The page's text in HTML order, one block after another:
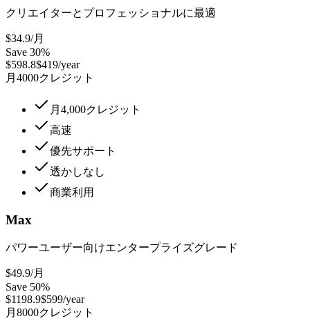
クリエイターとプロフェッショナルに最適
$34.9/月
Save 30%
$598.8$419/year
月4000クレジット
月4,000クレジット
高速
優先サポート
透かしなし
商業利用
Max
パワーユーザー向けエンタープライズグレード
$49.9/月
Save 50%
$1198.9$599/year
月8000クレジット